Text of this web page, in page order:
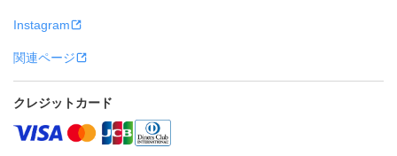
Instagram
関連ページ
クレジットカード